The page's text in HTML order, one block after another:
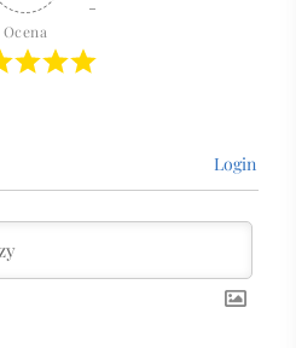
Ocena
Login